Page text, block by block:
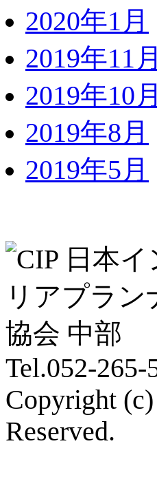
2020年1月
2019年11月
2019年10月
2019年8月
2019年5月
Tel.052-
Copyright
Reserved.